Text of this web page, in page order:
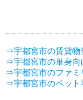
⇒宇都宮市の賃貸物
⇒宇都宮市の単身向
⇒宇都宮市のファミ
⇒宇都宮市のペット